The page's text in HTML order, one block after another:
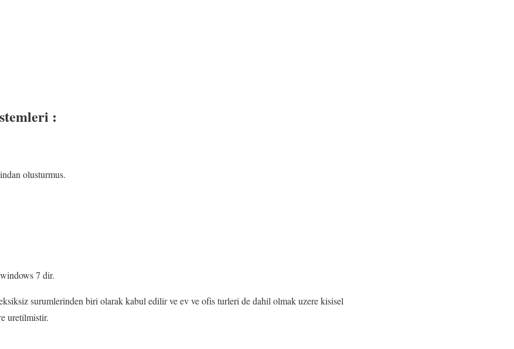
:
olusturmus.
7 dir.
surumlerinden biri olarak kabul edilir ve ev ve ofis turleri de dahil olmak uzere kisisel
uretilmistir.